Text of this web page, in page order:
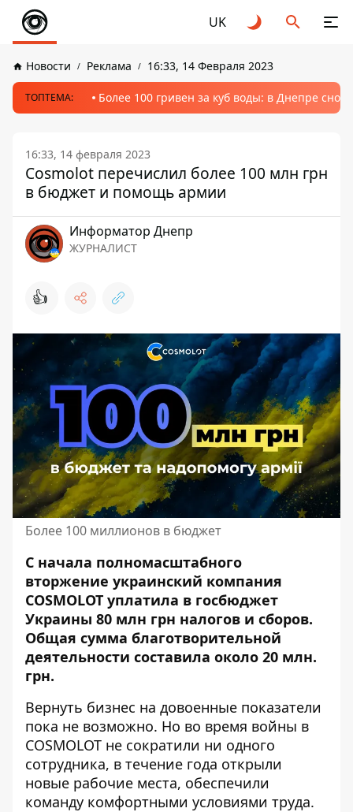
UK
Новости Реклама 16:33, 14 Февраля 2023
ТОПТЕМА: Более 100 гривен за куб воды: в Днепре
16:33, 14 февраля 2023
Cosmolot перечислил более 100 млн грн
в бюджет и помощь армии
Информатор Днепр
ЖУРНАЛИСТ
👍
Более 100 миллионов в бюджет
С начала полномасштабного
вторжение украинский компания
COSMOLOT уплатила в госбюджет
Украины 80 млн грн налогов и сборов.
Общая сумма благотворительной
деятельности составила около 20 млн.
грн.
Вернуть бизнес на довоенные показатели
пока не возможно. Но во время войны в
COSMOLOT не сократили ни одного
сотрудника, в течение года открыли
новые рабочие места, обеспечили
команду комфортными условиями труда.